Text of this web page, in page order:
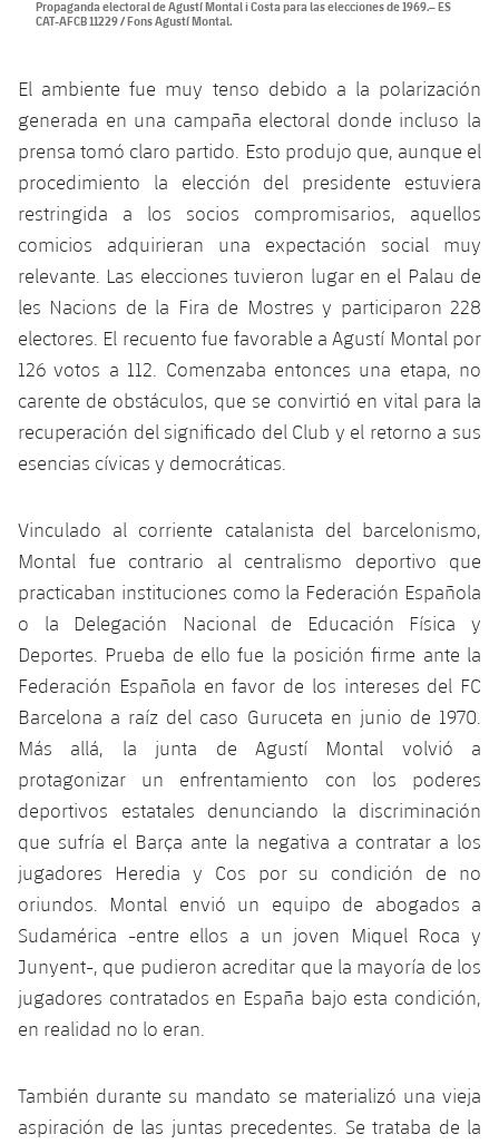
Propaganda electoral de Agustí Montal i Costa para las elecciones de 1969.– ES
CAT-AFCB 11229 / Fons Agustí Montal.
El ambiente fue muy tenso debido a la polarización
generada en una campaña electoral donde incluso la
prensa tomó claro partido. Esto produjo que, aunque el
procedimiento la elección del presidente estuviera
restringida a los socios compromisarios, aquellos
comicios adquirieran una expectación social muy
relevante. Las elecciones tuvieron lugar en el Palau de
les Nacions de la Fira de Mostres y participaron 228
electores. El recuento fue favorable a Agustí Montal por
126 votos a 112. Comenzaba entonces una etapa, no
carente de obstáculos, que se convirtió en vital para la
recuperación del significado del Club y el retorno a sus
esencias cívicas y democráticas.
Vinculado al corriente catalanista del barcelonismo,
Montal fue contrario al centralismo deportivo que
practicaban instituciones como la Federación Española
o la Delegación Nacional de Educación Física y
Deportes. Prueba de ello fue la posición firme ante la
Federación Española en favor de los intereses del FC
Barcelona a raíz del caso Guruceta en junio de 1970.
Más allá, la junta de Agustí Montal volvió a
protagonizar un enfrentamiento con los poderes
deportivos estatales denunciando la discriminación
que sufría el Barça ante la negativa a contratar a los
jugadores Heredia y Cos por su condición de no
oriundos. Montal envió un equipo de abogados a
Sudamérica -entre ellos a un joven Miquel Roca y
Junyent-, que pudieron acreditar que la mayoría de los
jugadores contratados en España bajo esta condición,
en realidad no lo eran.
También durante su mandato se materializó una vieja
aspiración de las juntas precedentes. Se trataba de la